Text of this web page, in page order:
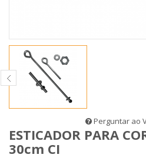
Perguntar ao
ESTICADOR PARA
30cm CI